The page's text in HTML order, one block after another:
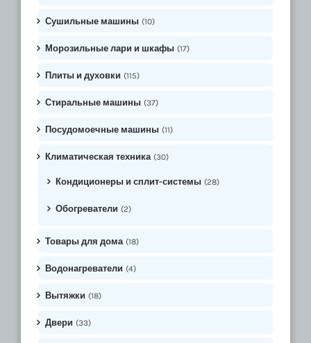
Сушильные машины (10)
Морозильные лари и шкафы (17)
Плиты и духовки (115)
Стиральные машины (37)
Посудомоечные машины (11)
Климатическая техника (30)
Кондиционеры и сплит-системы (28)
Обогреватели (2)
Товары для дома (18)
Водонагреватели (4)
Вытяжки (18)
Двери (33)